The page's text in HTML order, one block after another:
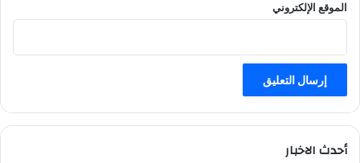
الموقع الإلكتروني
أحدث الاخبار